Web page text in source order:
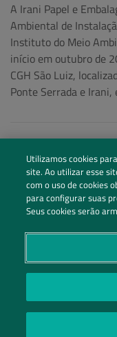
A Irani Papel e
Ambiental de
Instituto do Meio
início em outubro de
CGH São Luiz,
Ponte Serrada e
Siga
Utilizamos cookies
site. Ao utilizar esse
com o uso de cookies
para configurar suas
Seus cookies serão